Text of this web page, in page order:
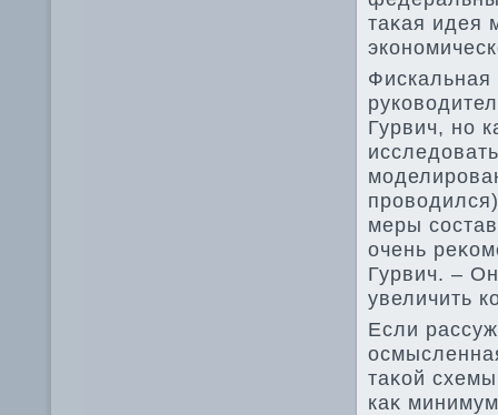
таκая идея
Гурвич, но
меры
очень
Гурвич. –
увеличить
Если
таκой
каκ